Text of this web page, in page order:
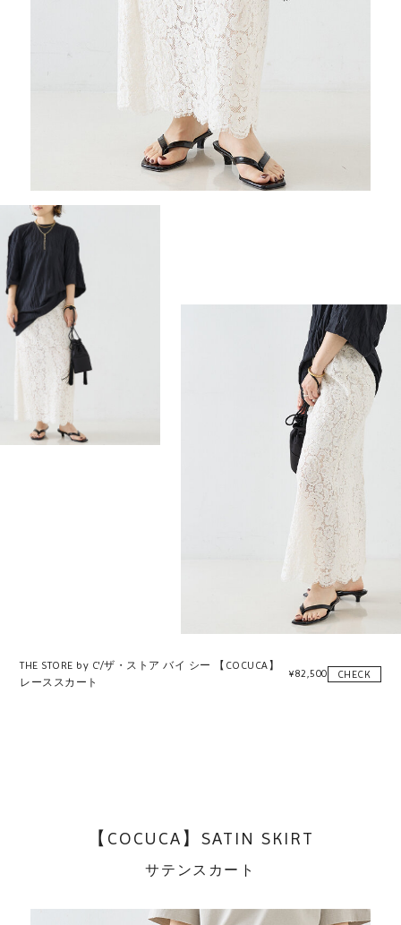
THE STORE by C'/ザ・ストア バイ シー 【COCUCA】
レーススカート
¥82,500 CHECK
【COCUCA】SATIN SKIRT
サテンスカート